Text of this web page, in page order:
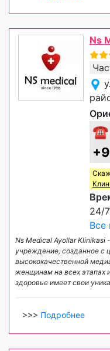
Ns
☎
24/7
Все
Ns Medical Ayollar Klinikasi
учреждение, созданное с
высококачественной
женщинам на всех этапах
здоровье имеет свои
>>> Подробнее